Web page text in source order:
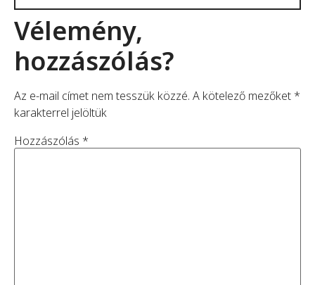
Vélemény,
hozzászólás?
Az e-mail címet nem tesszük közzé. A kötelező mezőket *
karakterrel jelöltük
Hozzászólás *